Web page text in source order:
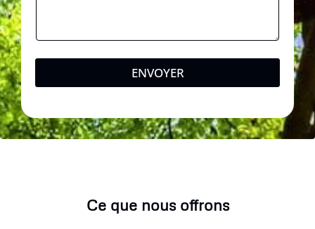
ENVOYER
Ce que nous offrons